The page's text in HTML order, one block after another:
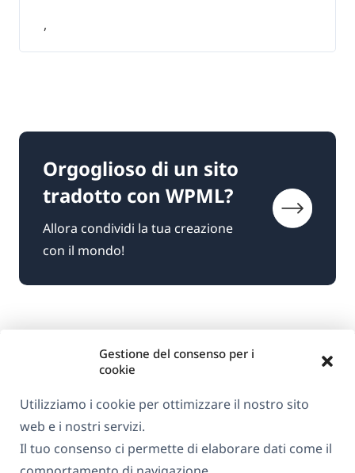
Gestione del consenso per i
cookie
Utilizziamo i cookie per ottimizzare il nostro sito
web e i nostri servizi.
Il tuo consenso ci permette di elaborare dati come il
,
Orgoglioso di un sito
tradotto con WPML?
Allora condividi la tua creazione
con il mondo!
GDPR e Informativa sulla Privacy